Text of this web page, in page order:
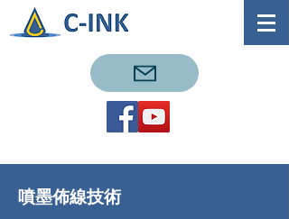
噴墨佈線技術